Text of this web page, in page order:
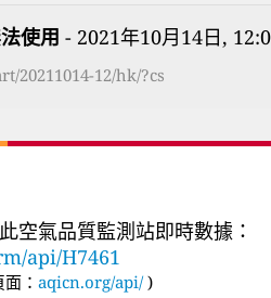
使用 - 2021年10月14日,
20211014-12/hk/?cs
空氣品質監測站即時數據：
api/H7461
： aqicn.org/api/ )